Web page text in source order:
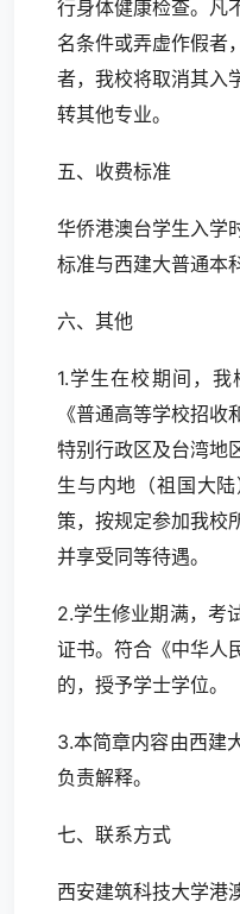
行身体健康检查。凡
名条件或弄虚作假者
者，我校将取消其入
转其他专业。
五、收费标准
华侨港澳台学生入学
标准与西建大普通本
六、其他
1.学生在校期间，
《普通高等学校招
特别行政区及台湾地
生与内地（祖国大
策，按规定参加我校
并享受同等待遇。
2.学生修业期满，考
证书。符合《中华人
的，授予学士学位。
3.本简章内容由西建
负责解释。
七、联系方式
西安建筑科技大学港